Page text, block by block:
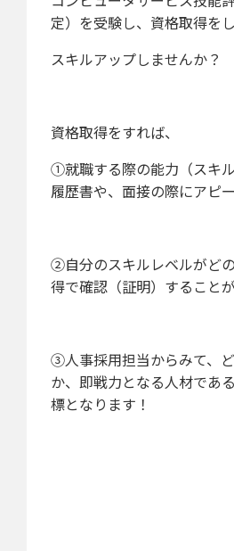
定）を受験し、資格取得をし
スキルアップしませんか？
資格取得をすれば、
①就職する際の能力（スキル
履歴書や、面接の際にアピ
②自分のスキルレベルがど
得で確認（証明）すること
③人事採用担当からみて、
か、即戦力となる人材であ
標となります！